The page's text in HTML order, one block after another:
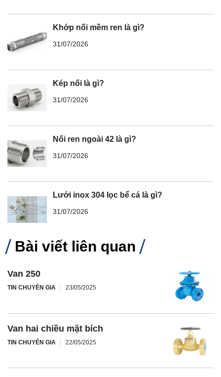
Khớp nối mềm ren là gì?
31/07/2026
Kép nối là gì?
31/07/2026
Nối ren ngoài 42 là gì?
31/07/2026
Lưới inox 304 lọc bể cá là gì?
31/07/2026
Bài viết liên quan
Van 250
TIN CHUYÊN GIA 23/05/2025
Van hai chiều mặt bích
TIN CHUYÊN GIA 22/05/2025